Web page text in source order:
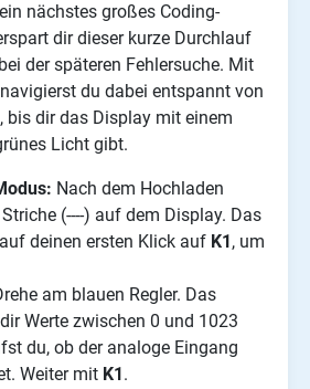
nächstes großes Coding-
dir dieser kurze Durchlauf
der späteren Fehlersuche. Mit
du dabei entspannt von
bis dir das Display mit einem
Licht gibt.
Nach dem Hochladen
(----) auf dem Display. Das
deinen ersten Klick auf K1, um
am blauen Regler. Das
Werte zwischen 0 und 1023
du, ob der analoge Eingang
Weiter mit K1.